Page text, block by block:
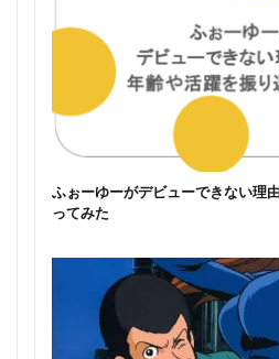
ふぉーゆーがデビューできない理
ってみた